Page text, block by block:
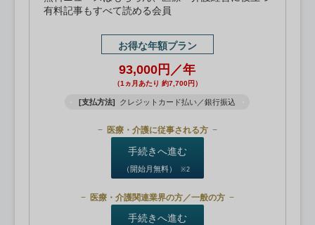
有料記事もすべて読める会員
お得な年額プラン
93,000円／年
（1ヵ月あたり 約7,700円）
[支払方法] クレジットカード払い／銀行振込
医療・介護に従事される方
手続きへ進む
（開始月無料） ※2
医療・介護関連業界の方／一般の方
手続きへ進む